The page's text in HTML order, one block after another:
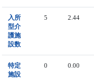
入所
型介
護施
設数
5 2.44
特定
施設
0 0.00